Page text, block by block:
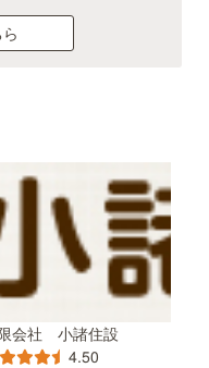
会社 小諸住設
4.50